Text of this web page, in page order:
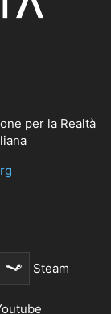
per la Realtà
Steam